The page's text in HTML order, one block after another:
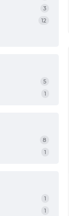
3
12
5
1
8
1
1
1